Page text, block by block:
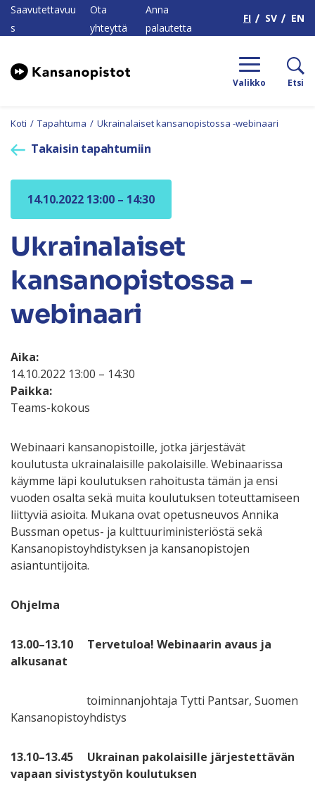
Saavutettavuu
s
Ota
yhteyttä
Anna
palautetta
FI SV EN
Valikko Etsi
Koti / Tapahtuma / Ukrainalaiset kansanopistossa -webinaari
Takaisin tapahtumiin
14.10.2022 13:00 – 14:30
Ukrainalaiset
kansanopistossa -
webinaari
Aika:
14.10.2022 13:00 – 14:30
Paikka:
Teams-kokous
Webinaari kansanopistoille, jotka järjestävät
koulutusta ukrainalaisille pakolaisille. Webinaarissa
käymme läpi koulutuksen rahoitusta tämän ja ensi
vuoden osalta sekä muita koulutuksen toteuttamiseen
liittyviä asioita. Mukana ovat opetusneuvos Annika
Bussman opetus- ja kulttuuriministeriöstä sekä
Kansanopistoyhdistyksen ja kansanopistojen
asiantuntijoita.
Ohjelma
13.00–13.10 Tervetuloa! Webinaarin avaus ja
alkusanat
toiminnanjohtaja Tytti Pantsar, Suomen
Kansanopistoyhdistys
13.10–13.45 Ukrainan pakolaisille järjestettävän
vapaan sivistystyön koulutuksen